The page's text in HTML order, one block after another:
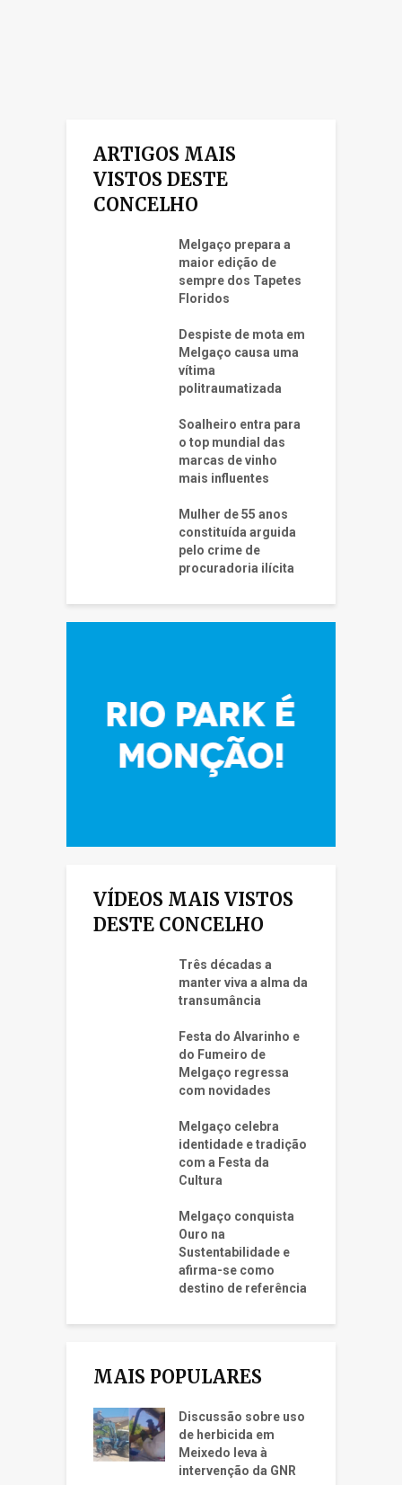
ARTIGOS MAIS
VISTOS DESTE
CONCELHO
Melgaço prepara a
maior edição de
sempre dos Tapetes
Floridos
Despiste de mota em
Melgaço causa uma
vítima
politraumatizada
Soalheiro entra para
o top mundial das
marcas de vinho
mais influentes
Mulher de 55 anos
constituída arguida
pelo crime de
procuradoria ilícita
VÍDEOS MAIS VISTOS
DESTE CONCELHO
Três décadas a
manter viva a alma da
transumância
Festa do Alvarinho e
do Fumeiro de
Melgaço regressa
com novidades
Melgaço celebra
identidade e tradição
com a Festa da
Cultura
Melgaço conquista
Ouro na
Sustentabilidade e
afirma-se como
destino de referência
MAIS POPULARES
Discussão sobre uso
de herbicida em
Meixedo leva à
intervenção da GNR